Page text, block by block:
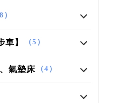
）
車】 （5）
氣墊床 （4）